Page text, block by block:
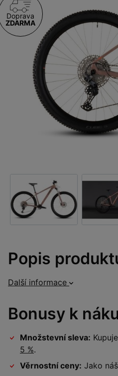
Doprava
ZDARMA
Popis
Další informace
Bonusy k
Množstevní sleva:
5 %.
Věrnostní ceny: Jako